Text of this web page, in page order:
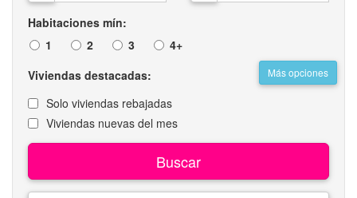
Habitaciones mín:
1
2 3 4+
Más opciones
Viviendas destacadas:
Solo viviendas rebajadas
Viviendas nuevas del mes
Buscar